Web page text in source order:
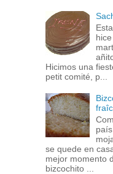
Hicimos una
petit comité, p...
se quede en
mejor momento
bizcochito ...